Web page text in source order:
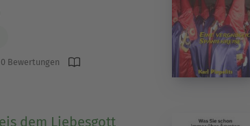
0 Bewertungen
dem Liebesgott